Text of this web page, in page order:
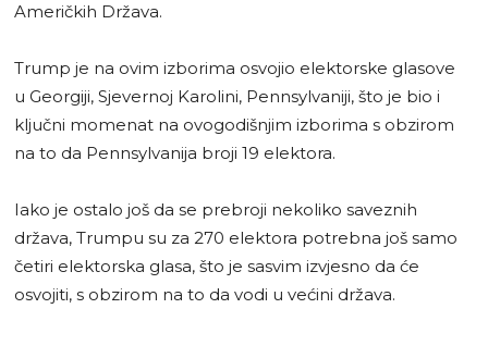
Američkih Država.
Trump je na ovim izborima osvojio elektorske glasove
u Georgiji, Sjevernoj Karolini, Pennsylvaniji, što je bio i
ključni momenat na ovogodišnjim izborima s obzirom
na to da Pennsylvanija broji 19 elektora.
Iako je ostalo još da se prebroji nekoliko saveznih
država, Trumpu su za 270 elektora potrebna još samo
četiri elektorska glasa, što je sasvim izvjesno da će
osvojiti, s obzirom na to da vodi u većini država.